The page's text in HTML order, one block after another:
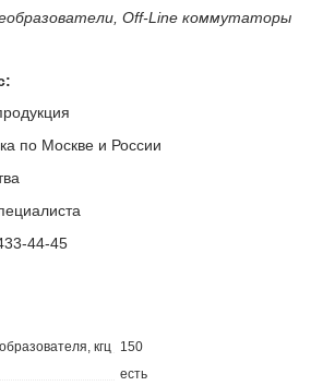
Off-Line коммутаторы
по Москве и России
44-45
кгц
150
есть